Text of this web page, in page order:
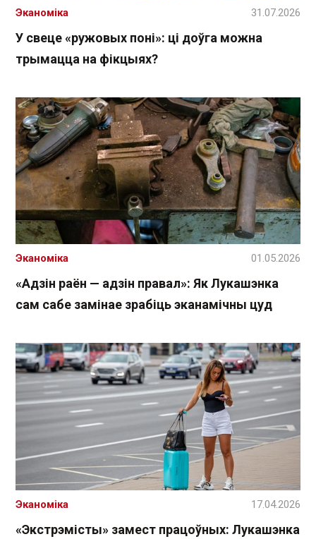
У свеце «ружовых поні»: ці доўга можна
трымацца на фікцыях?
Эканоміка 31.07.2026
«Адзін раён — адзін правал»: Як Лукашэнка
сам сабе замінае зрабіць эканамічны цуд
Эканоміка 01.05.2026
«Экстрэмісты» замест працоўных: Лукашэнка
Эканоміка 17.04.2026